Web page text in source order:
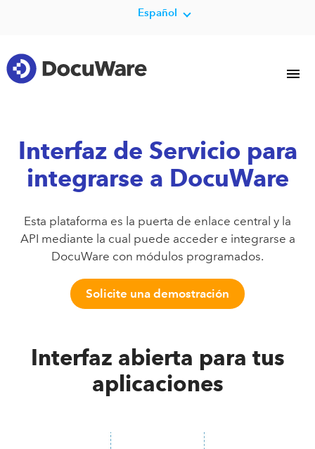
Español
Interfaz de Servicio para
integrarse a DocuWare
Esta plataforma es la puerta de enlace central y la
API mediante la cual puede acceder e integrarse a
DocuWare con módulos programados.
Solicite una demostración
Interfaz abierta para tus
aplicaciones